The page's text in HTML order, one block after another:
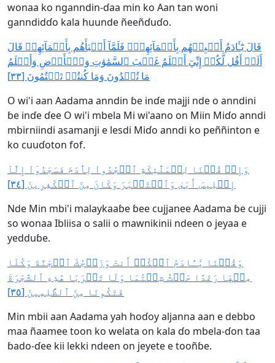
wonaa ko nganndin-ɗaa min ko Aan tan woni
ganndidɗo kala huunde ñeeñɗuɗo.
قَالَ يَٰٓـَٔادَمُ أَنۢبِئۡهُم بِأَسۡمَآئِهِمۡۖ فَلَمَّآ أَنۢبَأَهُم بِأَسۡمَآئِهِمۡ قَالَ
أَلَمۡ أَقُل لَّكُمۡ إِنِّيٓ أَعۡلَمُ غَيۡبَ ٱلسَّمَٰوَٰتِ وَٱلۡأَرۡضِ وَأَعۡلَمُ
مَا تُبۡدُونَ وَمَا كُنتُمۡ تَكۡتُمُونَ [٣٣]
O wi'i aan Aadama anndin ɓe inɗe majji nde o anndini
ɓe inɗe ɗee O wi'i mbela Mi wi'aano on Miin Miɗo anndi
mbirniindi asamanji e lesdi Miɗo anndi ko peññinton e
ko cuuɗoton fof.
وَإِذۡ قُلۡنَا لِلۡمَلَٰٓئِكَةِ ٱسۡجُدُواْ لِأٓدَمَ فَسَجَدُوٓاْ إِلَّآ
إِبۡلِيسَ أَبَىٰ وَٱسۡتَكۡبَرَ وَكَانَ مِنَ ٱلۡكَٰفِرِينَ [٣٤]
Nde Min mbi'i malaykaaɓe ɓee cujjanee Aadama ɓe cujji
so wonaa Ibliisa o salii o mawnikinii ndeen o jeyaa e
yedduɓe.
وَقُلۡنَا يَٰٓـَٔادَمُ ٱسۡكُنۡ أَنتَ وَزَوۡجُكَ ٱلۡجَنَّةَ وَكُلَا
مِنۡهَا رَغَدًا حَيۡثُ شِئۡتُمَا وَلَا تَقۡرَبَا هَٰذِهِ ٱلشَّجَرَةَ
فَتَكُونَا مِنَ ٱلظَّٰلِمِينَ [٣٥]
Min mbii aan Aadama yah hoɗoy aljanna aan e debbo
maa ñaamee toon ko welata on kala ɗo mbela-ɗon taa
ɓado-ɗee kii lekki ndeen on jeyete e tooñɓe.